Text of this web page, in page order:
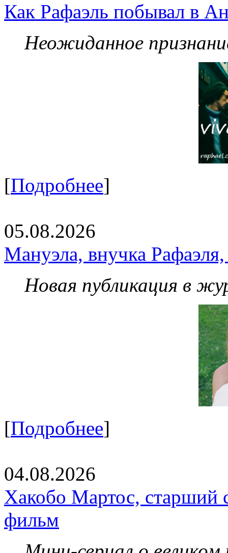
Как Рафаэль побывал в
Неожиданное
[Подробнее]
05.08.2026
Мануэла, внучка
Новая публикация в
[Подробнее]
04.08.2026
Хакобо Мартос, старший
фильм